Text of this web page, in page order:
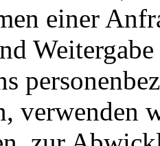
einer
verwenden